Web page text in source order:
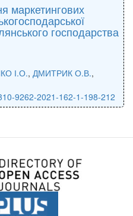
маркетингових
господарства
І.О., ДМИТРИК О.В.,
9262-2021-162-1-198-212